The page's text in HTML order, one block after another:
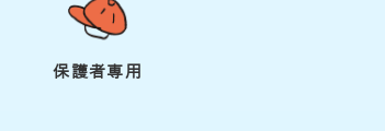
保護者専用